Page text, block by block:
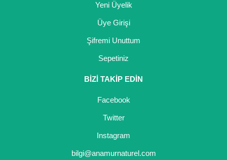
Yeni Üyelik
Üye Girişi
Şifremi Unuttum
Sepetiniz
BİZİ TAKİP EDİN
Facebook
Twitter
Instagram
bilgi@anamurnaturel.com